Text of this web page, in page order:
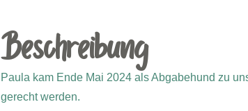
Beschreibung
Paula kam Ende Mai 2024 als Abgabehund zu
gerecht werden.